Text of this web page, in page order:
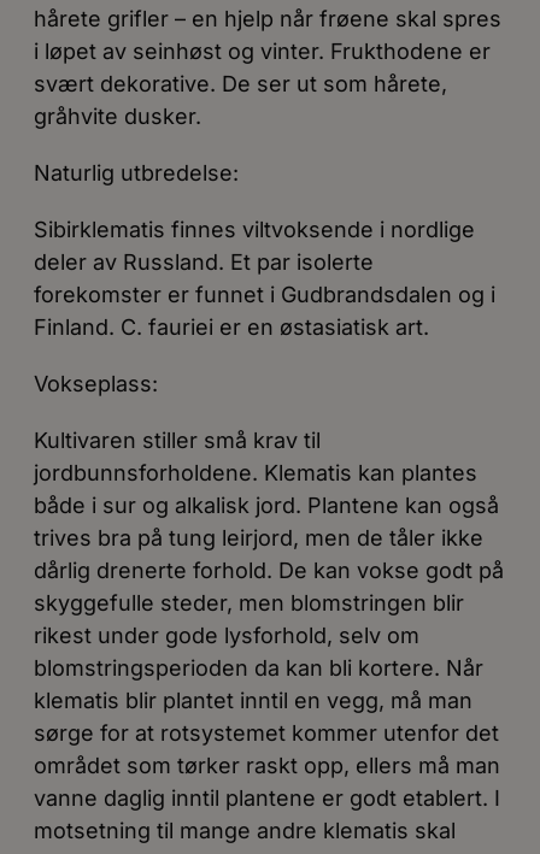
hårete grifler – en hjelp når frøene skal spres
i løpet av seinhøst og vinter. Frukthodene er
svært dekorative. De ser ut som hårete,
gråhvite dusker.
Naturlig utbredelse:
Sibirklematis finnes viltvoksende i nordlige
deler av Russland. Et par isolerte
forekomster er funnet i Gudbrandsdalen og i
Finland. C. fauriei er en østasiatisk art.
Vokseplass:
Kultivaren stiller små krav til
jordbunnsforholdene. Klematis kan plantes
både i sur og alkalisk jord. Plantene kan også
trives bra på tung leirjord, men de tåler ikke
dårlig drenerte forhold. De kan vokse godt på
skyggefulle steder, men blomstringen blir
rikest under gode lysforhold, selv om
blomstringsperioden da kan bli kortere. Når
klematis blir plantet inntil en vegg, må man
sørge for at rotsystemet kommer utenfor det
området som tørker raskt opp, ellers må man
vanne daglig inntil plantene er godt etablert. I
motsetning til mange andre klematis skal